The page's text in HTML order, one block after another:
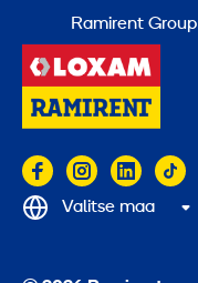
Ramirent Group
Valitse maa